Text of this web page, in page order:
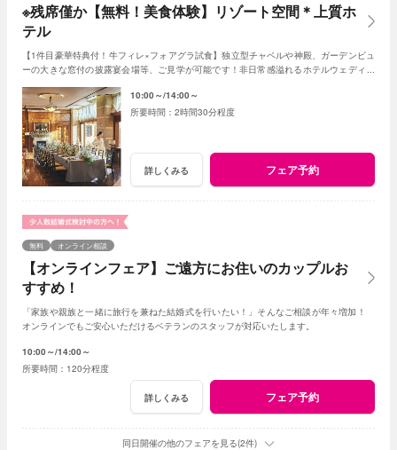
※残席僅か【無料！美食体験】リゾート空間＊上質ホ
テル
【1件目豪華特典付！牛フィレ×フォアグラ試食】独立型チャペルや神殿、ガーデンビュ
ーの大きな窓付の披露宴会場等、ご見学が可能です！非日常感溢れるホテルウェディン
10:00～ 14:00～
2時間30分程度
詳しくみる フェア予約
【オンラインフェア】ご遠方にお住いのカップルお
すすめ！
無料 オンライン相談
「家族や親族と一緒に旅行を兼ねた結婚式を行いたい！」そんなご相談が年々増加！
オンラインでもご安心いただけるベテランのスタッフが対応いたします。
10:00～ 14:00～
120分程度
詳しくみる フェア予約
同日開催の他のフェアを見る(2件)